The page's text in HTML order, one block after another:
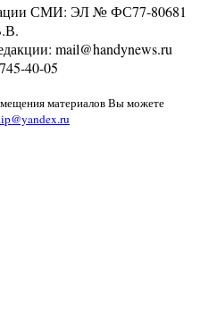
СМИ: ЭЛ № ФС77-80681
mail@handynews.ru
40-05
материалов Вы можете